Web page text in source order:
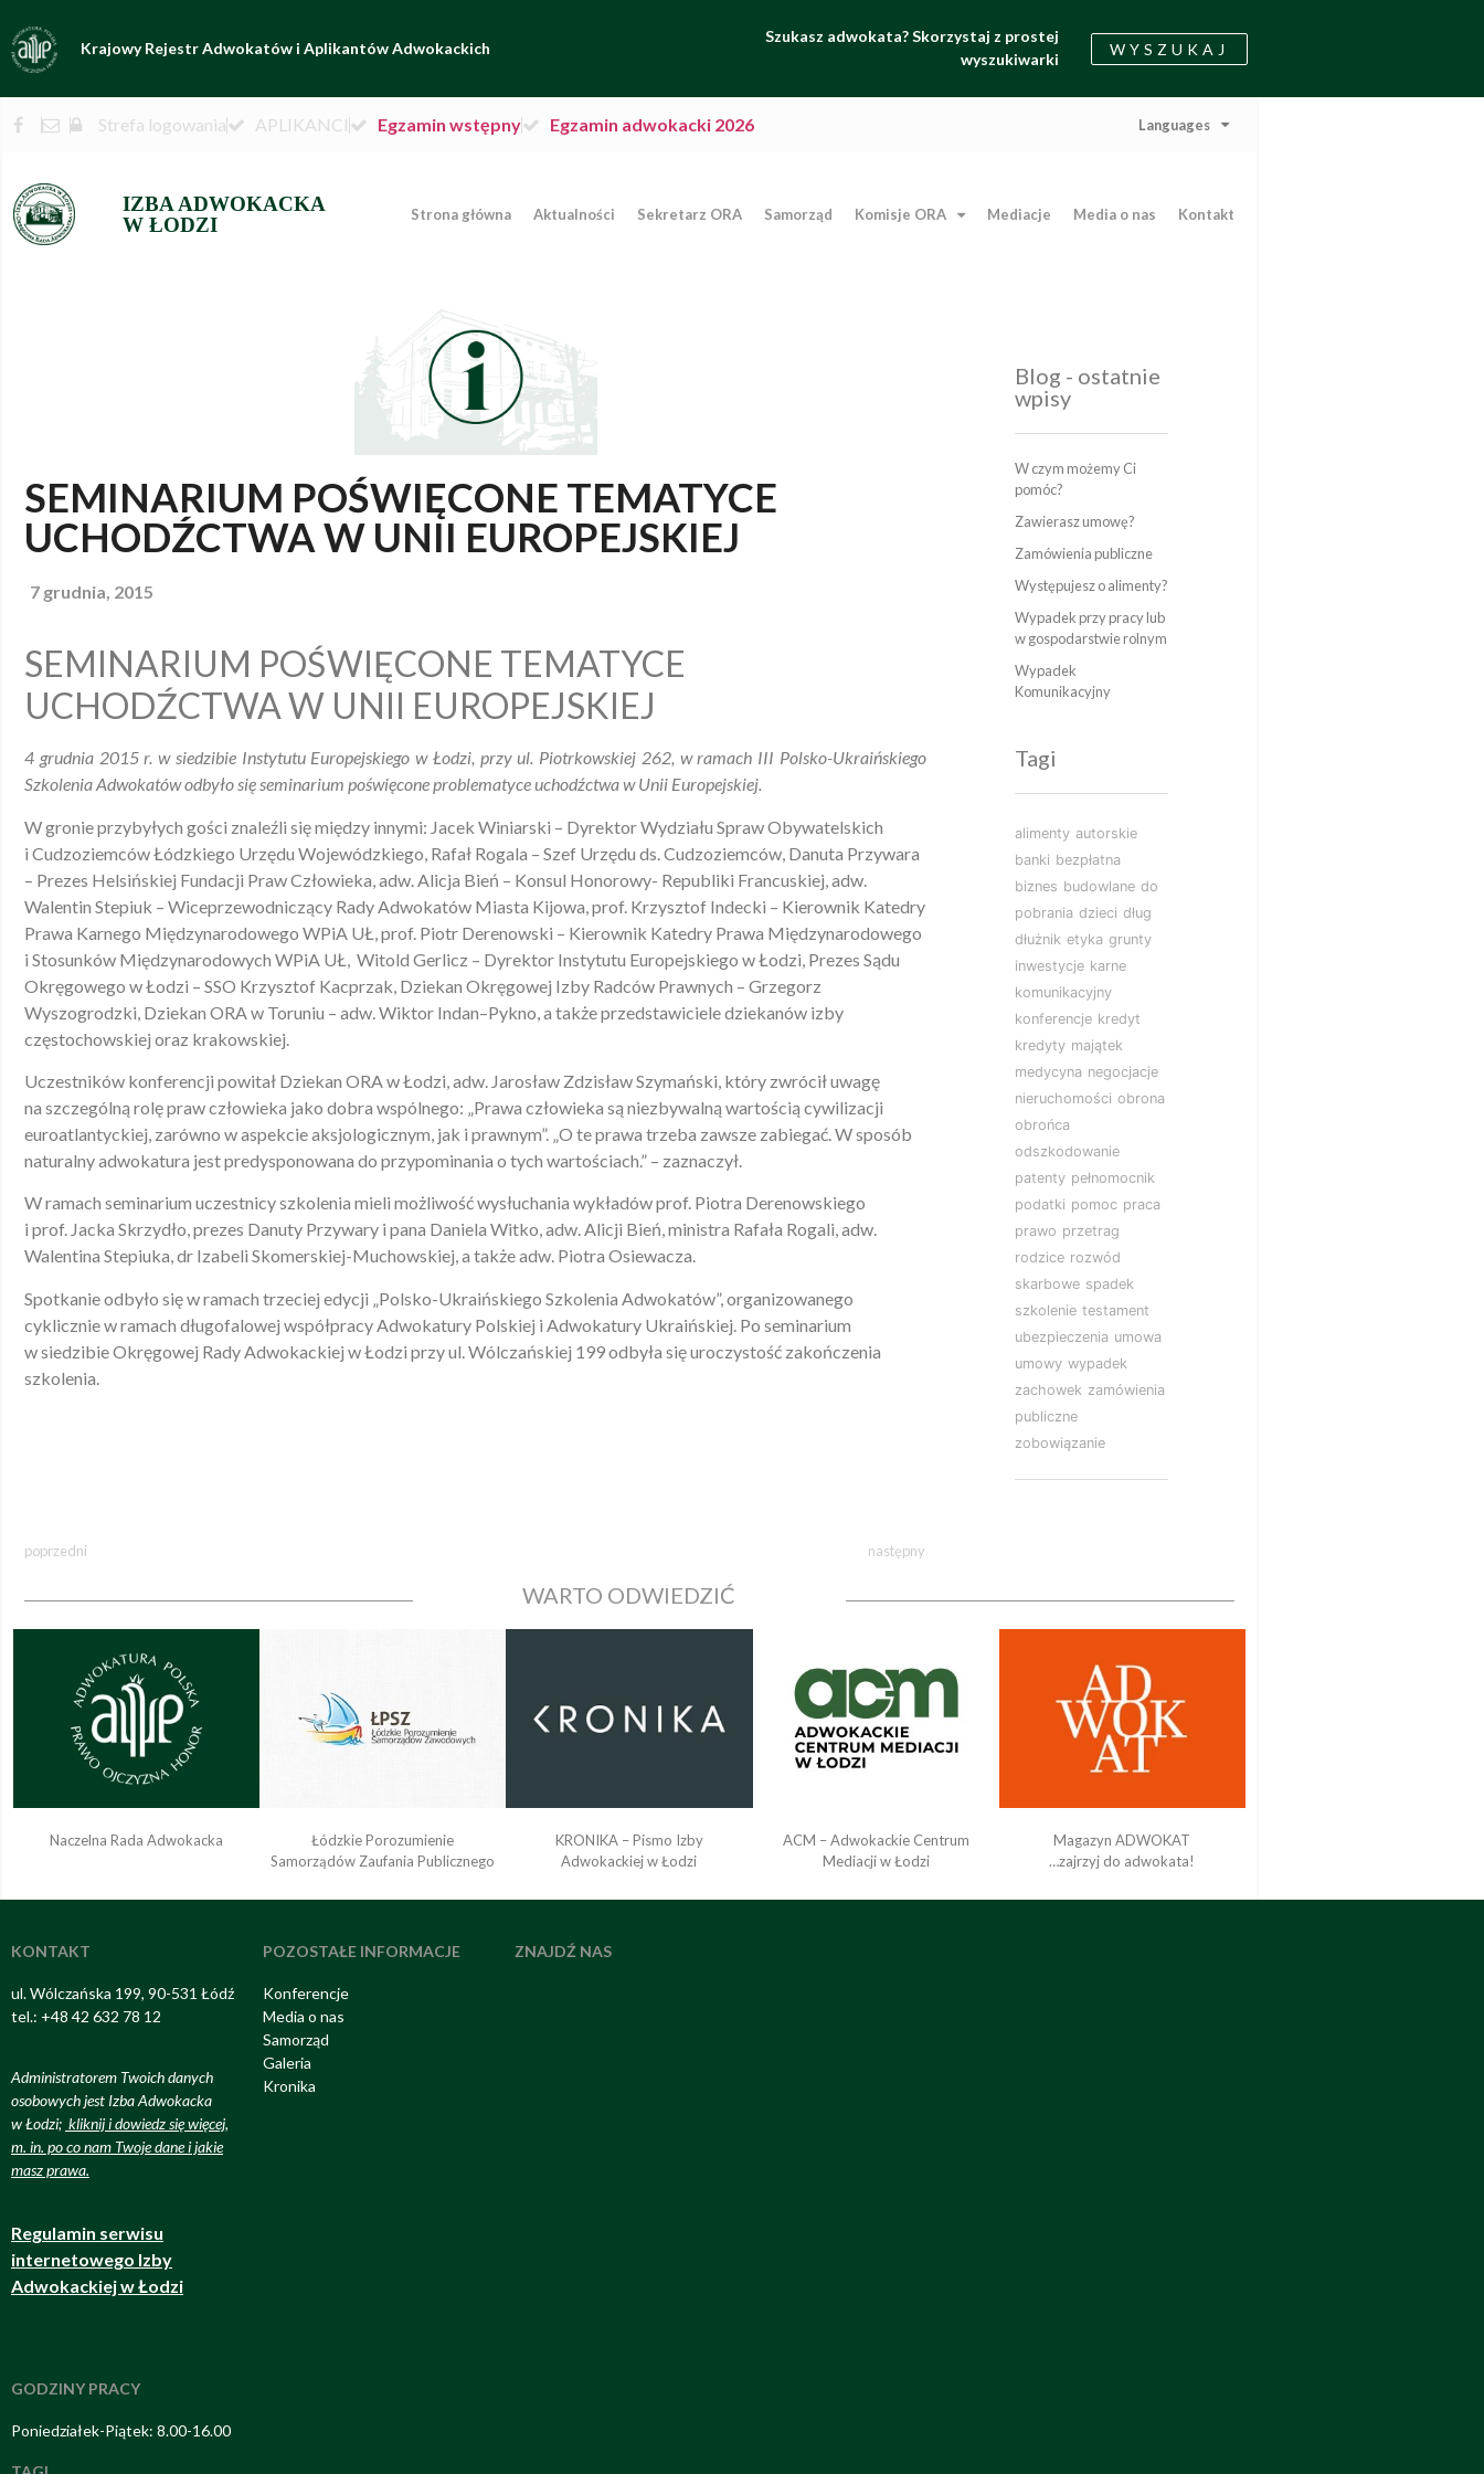
Krajowy Rejestr Adwokatów i Aplikantów Adwokackich
Szukasz adwokata? Skorzystaj z prostej
wyszukiwarki
WYSZUKAJ
Strefa logowania APLIKANCI Egzamin wstępny Egzamin adwokacki 2026 Languages
IZBA ADWOKACKA
W ŁODZI
Strona główna Aktualności Sekretarz ORA Samorząd Komisje ORA Mediacje Media o nas Kontakt
SEMINARIUM POŚWIĘCONE TEMATYCE
UCHODŹCTWA W UNII EUROPEJSKIEJ
7 grudnia, 2015
SEMINARIUM POŚWIĘCONE TEMATYCE
UCHODŹCTWA W UNII EUROPEJSKIEJ
4 grudnia 2015 r. w siedzibie Instytutu Europejskiego w Łodzi, przy ul. Piotrkowskiej 262, w ramach III Polsko-Ukraińskiego
Szkolenia Adwokatów odbyło się seminarium poświęcone problematyce uchodźctwa w Unii Europejskiej.
W gronie przybyłych gości znaleźli się między innymi: Jacek Winiarski – Dyrektor Wydziału Spraw Obywatelskich
i Cudzoziemców Łódzkiego Urzędu Wojewódzkiego, Rafał Rogala – Szef Urzędu ds. Cudzoziemców, Danuta Przywara
– Prezes Helsińskiej Fundacji Praw Człowieka, adw. Alicja Bień – Konsul Honorowy- Republiki Francuskiej, adw.
Walentin Stepiuk – Wiceprzewodniczący Rady Adwokatów Miasta Kijowa, prof. Krzysztof Indecki – Kierownik Katedry
Prawa Karnego Międzynarodowego WPiA UŁ, prof. Piotr Derenowski – Kierownik Katedry Prawa Międzynarodowego
i Stosunków Międzynarodowych WPiA UŁ, Witold Gerlicz – Dyrektor Instytutu Europejskiego w Łodzi, Prezes Sądu
Okręgowego w Łodzi – SSO Krzysztof Kacprzak, Dziekan Okręgowej Izby Radców Prawnych – Grzegorz
Wyszogrodzki, Dziekan ORA w Toruniu – adw. Wiktor Indan–Pykno, a także przedstawiciele dziekanów izby
częstochowskiej oraz krakowskiej.
Uczestników konferencji powitał Dziekan ORA w Łodzi, adw. Jarosław Zdzisław Szymański, który zwrócił uwagę
na szczególną rolę praw człowieka jako dobra wspólnego: „Prawa człowieka są niezbywalną wartością cywilizacji
euroatlantyckiej, zarówno w aspekcie aksjologicznym, jak i prawnym”. „O te prawa trzeba zawsze zabiegać. W sposób
naturalny adwokatura jest predysponowana do przypominania o tych wartościach.” – zaznaczył.
W ramach seminarium uczestnicy szkolenia mieli możliwość wysłuchania wykładów prof. Piotra Derenowskiego
i prof. Jacka Skrzydło, prezes Danuty Przywary i pana Daniela Witko, adw. Alicji Bień, ministra Rafała Rogali, adw.
Walentina Stepiuka, dr Izabeli Skomerskiej-Muchowskiej, a także adw. Piotra Osiewacza.
Spotkanie odbyło się w ramach trzeciej edycji „Polsko-Ukraińskiego Szkolenia Adwokatów”, organizowanego
cyklicznie w ramach długofalowej współpracy Adwokatury Polskiej i Adwokatury Ukraińskiej. Po seminarium
w siedzibie Okręgowej Rady Adwokackiej w Łodzi przy ul. Wólczańskiej 199 odbyła się uroczystość zakończenia
szkolenia.
poprzedni następny
Blog - ostatnie
wpisy
W czym możemy Ci
pomóc?
Zawierasz umowę?
Zamówienia publiczne
Występujesz o alimenty?
Wypadek przy pracy lub
w gospodarstwie rolnym
Wypadek
Komunikacyjny
Tagi
alimenty autorskie
banki bezpłatna
biznes budowlane do
pobrania dzieci dług
dłużnik etyka grunty
inwestycje karne
komunikacyjny
konferencje kredyt
kredyty majątek
medycyna negocjacje
nieruchomości obrona
obrońca
odszkodowanie
patenty pełnomocnik
podatki pomoc praca
prawo przetrag
rodzice rozwód
skarbowe spadek
szkolenie testament
ubezpieczenia umowa
umowy wypadek
zachowek zamówienia
publiczne
zobowiązanie
WARTO ODWIEDZIĆ
Naczelna Rada Adwokacka
Łódzkie Porozumienie
Samorządów Zaufania Publicznego
KRONIKA – Pismo Izby
Adwokackiej w Łodzi
ACM – Adwokackie Centrum
Mediacji w Łodzi
Magazyn ADWOKAT
…zajrzyj do adwokata!
KONTAKT
ul. Wólczańska 199, 90-531 Łódź
tel.: +48 42 632 78 12
Administratorem Twoich danych
osobowych jest Izba Adwokacka
w Łodzi; kliknij i dowiedz się więcej,
m. in. po co nam Twoje dane i jakie
masz prawa.
Regulamin serwisu
internetowego Izby
Adwokackiej w Łodzi
GODZINY PRACY
Poniedziałek-Piątek: 8.00-16.00
POZOSTAŁE INFORMACJE
Konferencje
Media o nas
Samorząd
Galeria
Kronika
ZNAJDŹ NAS